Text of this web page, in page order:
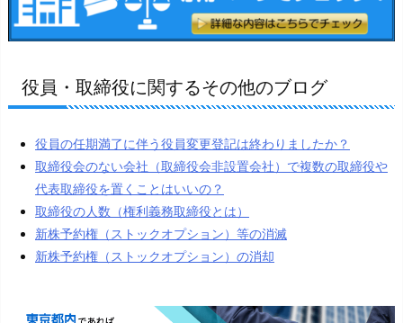
役員・取締役に関するその他のブログ
役員の任期満了に伴う役員変更登記は終わりましたか？
取締役会のない会社（取締役会非設置会社）で複数の取締役や
代表取締役を置くことはいいの？
取締役の人数（権利義務取締役とは）
新株予約権（ストックオプション）等の消滅
新株予約権（ストックオプション）の消却